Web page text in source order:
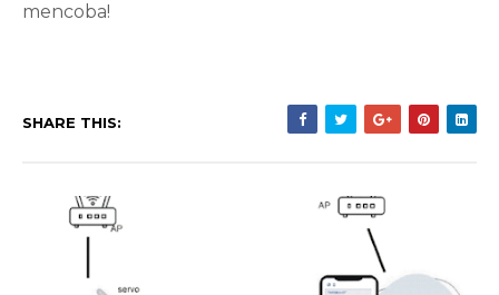
mencoba!
SHARE THIS: